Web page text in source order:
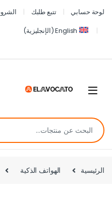
لوحة حسابي تتبع طلبك
English
(الإنجليزية)
الرئيسية الهواتف الذكية